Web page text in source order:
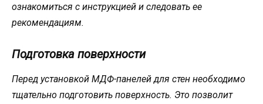
ознакомиться с инструкцией и следовать ее
рекомендациям.
Подготовка поверхности
Перед установкой МДФ-панелей для стен необходимо
тщательно подготовить поверхность. Это позволит